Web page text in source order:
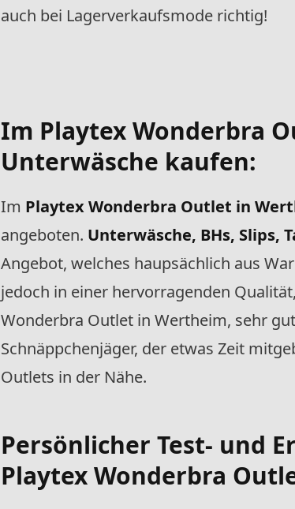
auch bei Lagerverkaufsmode richtig!
Im Playtex Wonderbra
Unterwäsche kaufen:
Im Playtex Wonderbra Outlet in
angeboten. Unterwäsche, BHs, Slips,
Angebot, welches haupsächlich aus
jedoch in einer hervorragenden
Wonderbra Outlet in Wertheim, sehr
Schnäppchenjäger, der etwas Zeit
Outlets in der Nähe.
Persönlicher Test- und
Playtex Wonderbra